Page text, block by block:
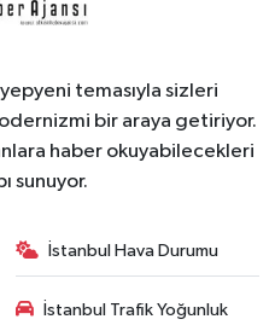
temasıyla sizleri
bir araya getiriyor.
haber okuyabilecekleri
sunuyor.
İstanbul Hava Durumu
İstanbul Trafik Yoğunluk